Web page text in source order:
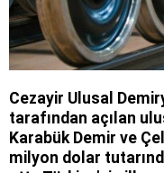
Cezayir Ulusal
tarafından açılan
Karabük Demir ve
milyon dolar